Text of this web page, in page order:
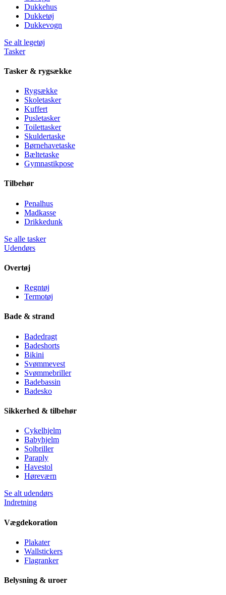
Dukkehus
Dukketøj
Dukkevogn
Se alt legetøj
Tasker
Tasker & rygsække
Rygsække
Skoletasker
Kuffert
Pusletasker
Toilettasker
Skuldertaske
Børnehavetaske
Bæltetaske
Gymnastikpose
Tilbehør
Penalhus
Madkasse
Drikkedunk
Se alle tasker
Udendørs
Overtøj
Regntøj
Termotøj
Bade & strand
Badedragt
Badeshorts
Bikini
Svømmevest
Svømmebriller
Badebassin
Badesko
Sikkerhed & tilbehør
Cykelhjelm
Babyhjelm
Solbriller
Paraply
Havestol
Høreværn
Se alt udendørs
Indretning
Vægdekoration
Plakater
Wallstickers
Flagranker
Belysning & uroer